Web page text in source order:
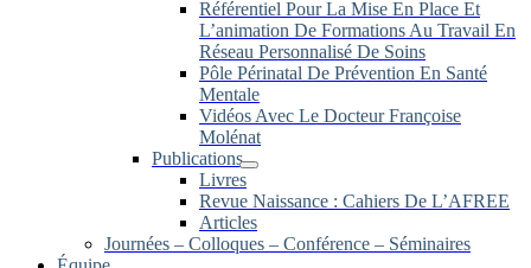
Référentiel Pour La Mise En Place Et
L’animation De Formations Au Travail En
Réseau Personnalisé De Soins
Pôle Périnatal De Prévention En Santé
Mentale
Vidéos Avec Le Docteur Françoise
Molénat
Publications
Livres
Revue Naissance : Cahiers De L’AFREE
Articles
Journées – Colloques – Conférence – Séminaires